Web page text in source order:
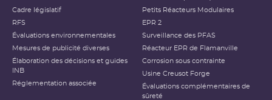
Cadre législatif
RFS
Évaluations environnementales
Mesures de publicité diverses
Élaboration des décisions et guides
INB
Réglementation associée
Petits Réacteurs Modulaires
EPR 2
Surveillance des PFAS
Réacteur EPR de Flamanville
Corrosion sous contrainte
Usine Creusot Forge
Évaluations complémentaires de
sûreté